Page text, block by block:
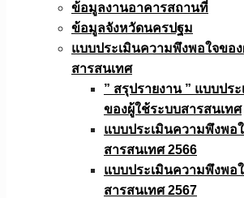
ข้อมูลงานอาคารสถานที่
ข้อมูลจังหวัดนครปฐม
แบบประเมินความพึงพอใจขอ
สารสนเทศ
” สรุปรายงาน ” แบบปร
ของผู้ใช้ระบบสารสนเทศ
แบบประเมินความพึงพอ
สารสนเทศ 2566
แบบประเมินความพึงพอ
สารสนเทศ 2567